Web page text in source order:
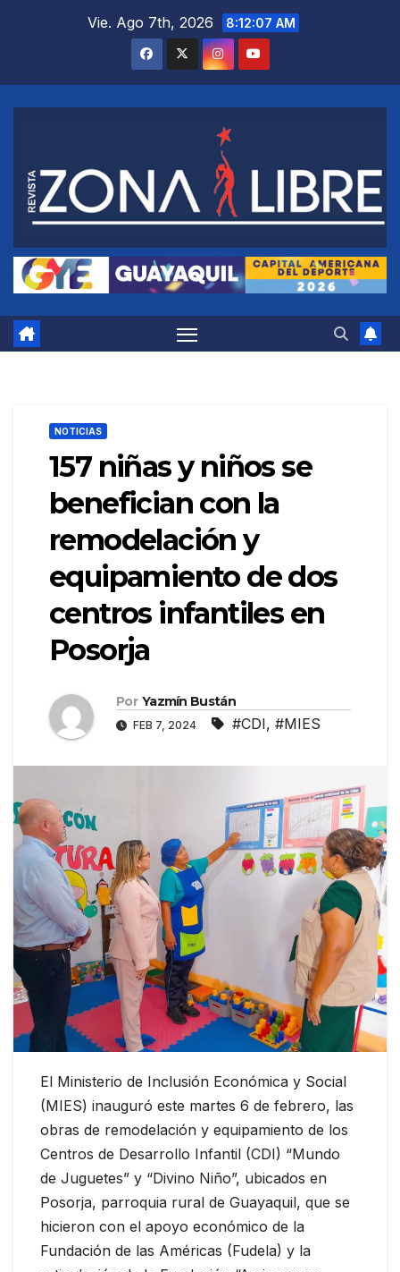
Vie. Ago 7th, 2026 8:12:07 AM
NOTICIAS
157 niñas y niños se
benefician con la
remodelación y
equipamiento de dos
centros infantiles en
Posorja
Por Yazmín Bustán
FEB 7, 2024 #CDI, #MIES
El Ministerio de Inclusión Económica y Social
(MIES) inauguró este martes 6 de febrero, las
obras de remodelación y equipamiento de los
Centros de Desarrollo Infantil (CDI) “Mundo
de Juguetes” y “Divino Niño”, ubicados en
Posorja, parroquia rural de Guayaquil, que se
hicieron con el apoyo económico de la
Fundación de las Américas (Fudela) y la